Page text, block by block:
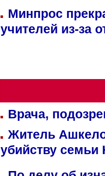
Минпрос
учителей из-за
Врача,
Житель
убийству семьи